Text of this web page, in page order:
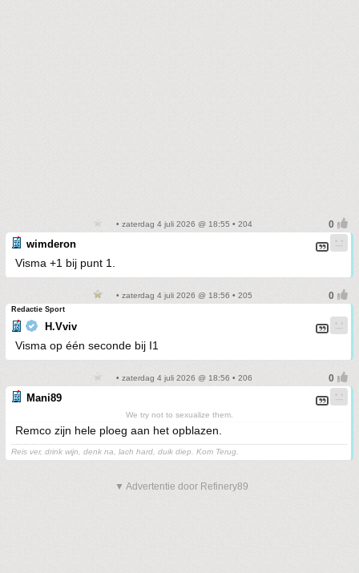
• zaterdag 4 juli 2026 @ 18:55 • 204
wimderon
Visma +1 bij punt 1.
• zaterdag 4 juli 2026 @ 18:56 • 205
Redactie Sport
H.Vviv
Visma op één seconde bij I1
• zaterdag 4 juli 2026 @ 18:56 • 206
Mani89
We try not to sexualize them.
Remco zijn hele ploeg aan het opblazen.
Reis ver, drink wijn, denk na, lach hard, duik diep. Kom Terug.
▼ Advertentie door Refinery89